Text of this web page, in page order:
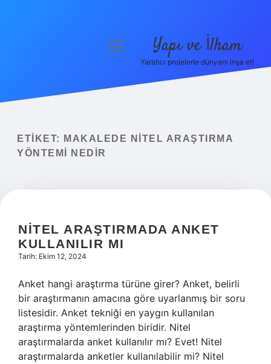
Yasal Uyarı
menüyü
Yapı ve İlham
Yaratıcı projelerle dünyanı inşa et!
ETIKET:
MAKALEDE NITEL ARAŞTIRMA
YÖNTEMI NEDIR
NITEL ARAŞTIRMADA ANKET
KULLANILIR MI
Tarih: Ekim 12, 2024
Anket hangi araştırma türüne girer? Anket, belirli
bir araştırmanın amacına göre uyarlanmış bir soru
listesidir. Anket tekniği en yaygın kullanılan
araştırma yöntemlerinden biridir. Nitel
araştırmalarda anket kullanılır mı? Evet! Nitel
araştırmalarda anketler kullanılabilir mi? Nitel